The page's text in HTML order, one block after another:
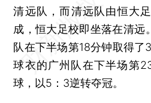
清远队，而清远队由恒大
成，恒大足校即坐落在清远
队在下半场第18分钟取得了
球衣的广州队在下半场第
球，以5：3逆转夺冠。